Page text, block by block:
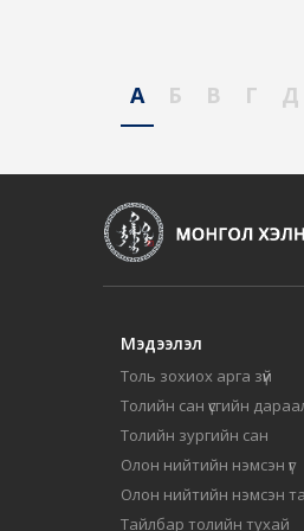
А Б В Г Д
Мэдээлэл
Толь зохиох арга зүй
Толийн сан үсгийн
Толийн зургийн сан
Олон нийтийн нэмсэн үг
Олон нийтийн нэмсэн
Тайлбар толийн тухай